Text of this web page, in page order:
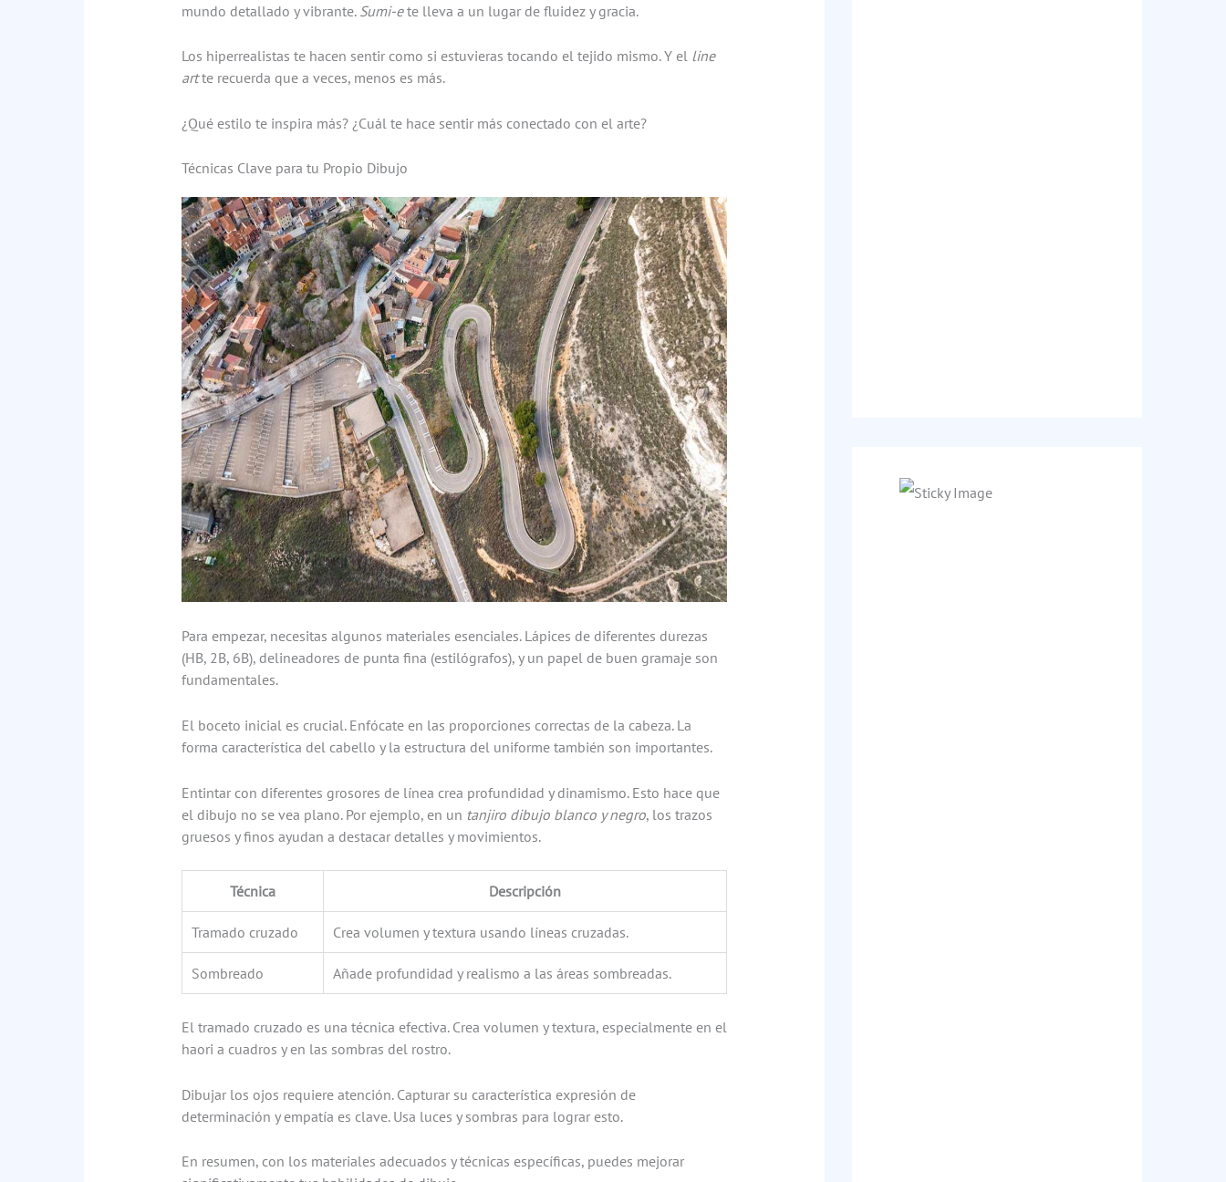
mundo detallado y vibrante. Sumi-ete lleva a un lugar de fluidez y gracia.
Los hiperrealistas te hacen sentir como si estuvieras tocando el tejido mismo. Y el line
artte recuerda que a veces, menos es más.
¿Qué estilo te inspira más? ¿Cuál te hace sentir más conectado con el arte?
Técnicas Clave para tu Propio Dibujo
Para empezar, necesitas algunos materiales esenciales. Lápices de diferentes durezas
(HB, 2B, 6B), delineadores de punta fina (estilógrafos), y un papel de buen gramaje son
fundamentales.
El boceto inicial es crucial. Enfócate en las proporciones correctas de la cabeza. La
forma característica del cabello y la estructura del uniforme también son importantes.
Entintar con diferentes grosores de línea crea profundidad y dinamismo. Esto hace que
el dibujo no se vea plano. Por ejemplo, en un tanjiro dibujo blanco y negro, los trazos
gruesos y finos ayudan a destacar detalles y movimientos.
Técnica Descripción
Tramado cruzado Crea volumen y textura usando líneas cruzadas.
Sombreado Añade profundidad y realismo a las áreas sombreadas.
El tramado cruzado es una técnica efectiva. Crea volumen y textura, especialmente en el
haori a cuadros y en las sombras del rostro.
Dibujar los ojos requiere atención. Capturar su característica expresión de
determinación y empatía es clave. Usa luces y sombras para lograr esto.
En resumen, con los materiales adecuados y técnicas específicas, puedes mejorar